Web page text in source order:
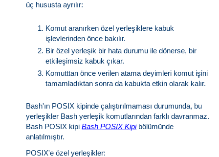
üç hususta ayrılır:
Komut aranırken özel yerleşiklere kabuk
işlevlerinden önce bakılır.
Bir özel yerleşik bir hata durumu ile dönerse, bir
etkileşimsiz kabuk çıkar.
Komutttan önce verilen atama deyimleri komut işini
tamamladıktan sonra da kabukta etkin olarak kalır.
Bash'ın POSIX kipinde çalıştırılmaması durumunda, bu
yerleşikler Bash yerleşik komutlarından farklı davranmaz.
Bash POSIX kipiBash POSIX Kipibölümünde
anlatılmıştır.
POSIX'e özel yerleşikler: